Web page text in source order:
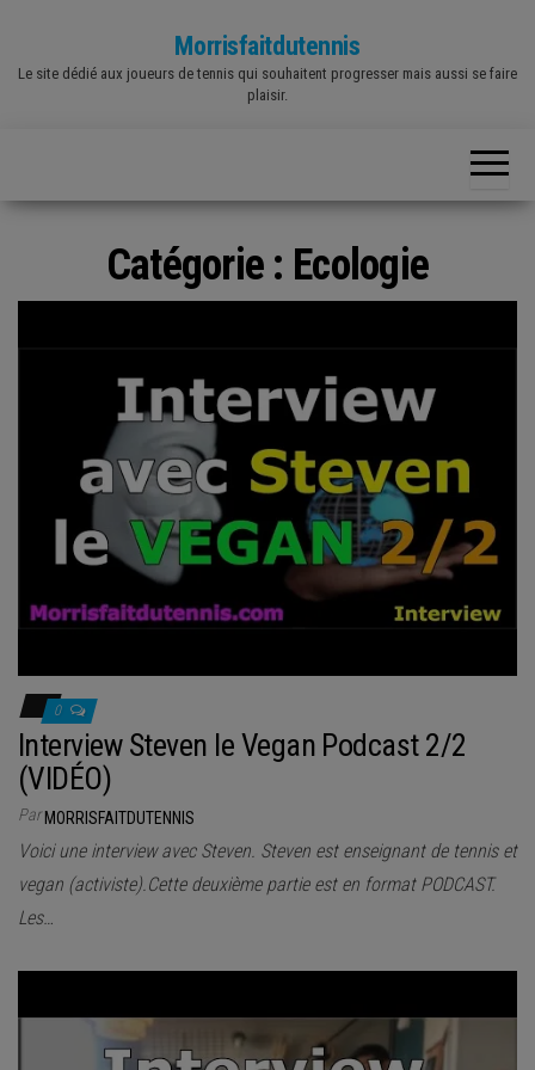
the
Morrisfaitdutennis
Le site dédié aux joueurs de tennis qui souhaitent progresser mais aussi se faire
plaisir.
Catégorie : Ecologie
0
Interview Steven le Vegan Podcast 2/2
(VIDÉO)
ParMORRISFAITDUTENNIS
Voici une interview avec Steven. Steven est enseignant de tennis et
vegan (activiste).Cette deuxième partie est en format PODCAST.
Les…